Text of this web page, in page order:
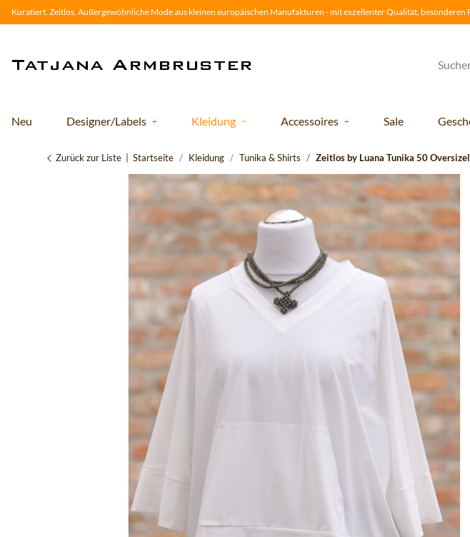
Kuratiert. Zeitlos. Außergewöhnliche Mode aus kleinen europäischen Manufakturen - mit exzellenter Qualität, besonderen
Neu Designer/Labels Kleidung Accessoires Sale
Zurück zur Liste Startseite Kleidung Tunika & Shirts Zeitlos by Luana Tunika 50